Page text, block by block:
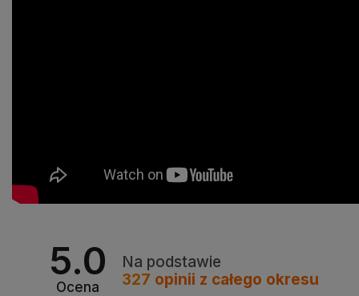
5.0
Ocena
Na podstawie
327 opinii z całego okresu